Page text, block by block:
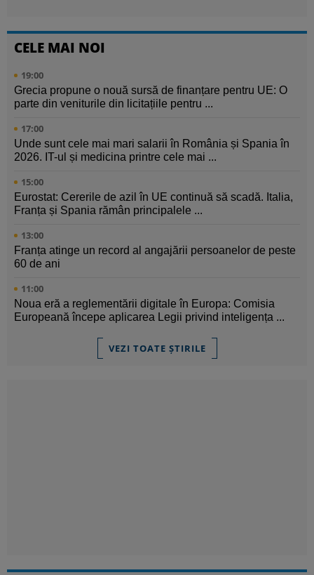
CELE MAI NOI
19:00
Grecia propune o nouă sursă de finanțare pentru UE: O
parte din veniturile din licitațiile pentru ...
17:00
Unde sunt cele mai mari salarii în România și Spania în
2026. IT-ul și medicina printre cele mai ...
15:00
Eurostat: Cererile de azil în UE continuă să scadă. Italia,
Franța și Spania rămân principalele ...
13:00
Franța atinge un record al angajării persoanelor de peste
60 de ani
11:00
Noua eră a reglementării digitale în Europa: Comisia
Europeană începe aplicarea Legii privind inteligența ...
VEZI TOATE ȘTIRILE